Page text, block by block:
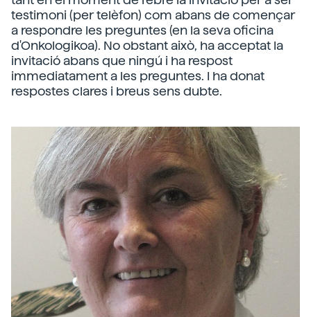
testimoni (per telèfon) com abans de començar
a respondre les preguntes (en la seva oficina
d'Onkologikoa). No obstant això, ha acceptat la
invitació abans que ningú i ha respost
immediatament a les preguntes. I ha donat
respostes clares i breus sens dubte.